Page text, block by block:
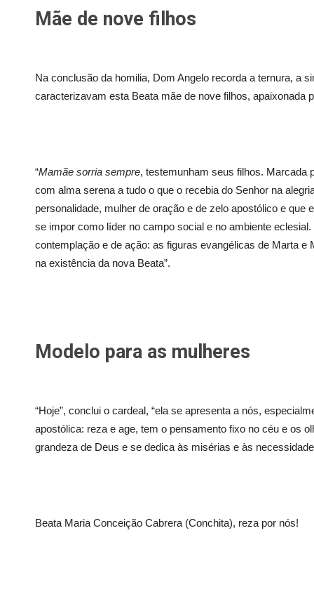
Mãe de nove filhos
Na conclusão da homilia, Dom Angelo recorda a ternura, a
caracterizavam esta Beata mãe de nove filhos, apaixonada
“Mamãe sorria sempre, testemunham seus filhos. Marcada
com alma serena a tudo o que o recebia do Senhor na
personalidade, mulher de oração e de zelo apostólico e
se impor como líder no campo social e no ambiente
contemplação e de ação: as figuras evangélicas de Marta
na existência da nova Beata”.
Modelo para as mulheres
“Hoje”, conclui o cardeal, “ela se apresenta a nós,
apostólica: reza e age, tem o pensamento fixo no céu e os
grandeza de Deus e se dedica às misérias e às
Beata Maria Conceição Cabrera (Conchita), reza por nós!